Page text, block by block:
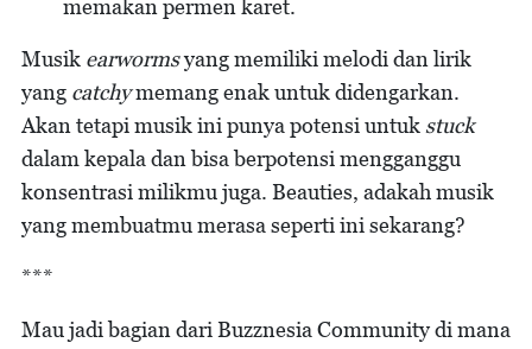
memakan permen karet.
Musik earwormsyang memiliki melodi dan lirik
yang catchymemang enak untuk didengarkan.
Akan tetapi musik ini punya potensi untuk stuck
dalam kepala dan bisa berpotensi mengganggu
konsentrasi milikmu juga. Beauties, adakah musik
yang membuatmu merasa seperti ini sekarang?
***
Mau jadi bagian dari Buzznesia Community di mana